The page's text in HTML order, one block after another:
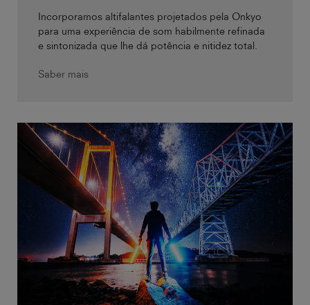
Incorporamos altifalantes projetados pela Onkyo
para uma experiência de som habilmente refinada
e sintonizada que lhe dá potência e nitidez total.
Saber mais